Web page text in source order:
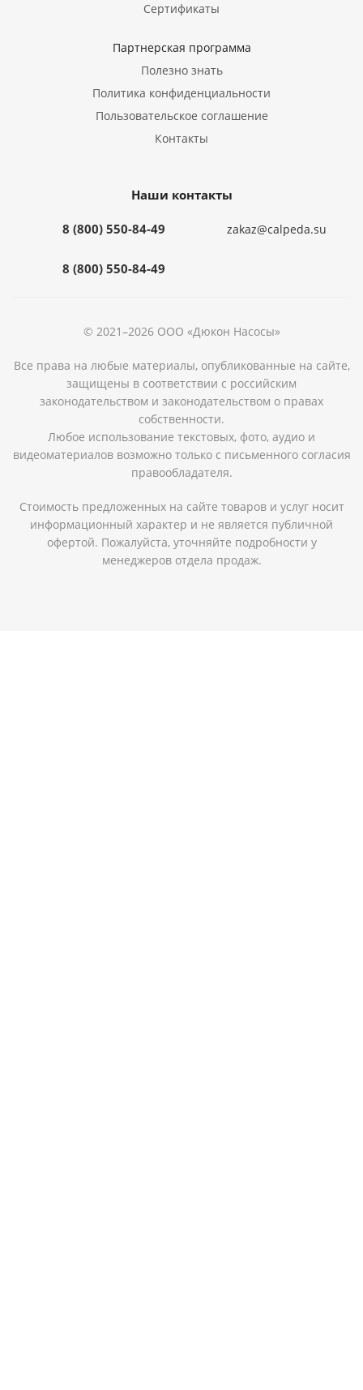
Сертификаты
Партнерская программа
Полезно знать
Политика конфиденциальности
Пользовательское соглашение
Контакты
Наши контакты
8 (800) 550-84-49
8 (800) 550-84-49
zakaz@calpeda.su
© 2021–2026 ООО «Дюкон Насосы»
Все права на любые материалы, опубликованные на сайте,
защищены в соответствии с российским
законодательством и законодательством о правах
собственности.
Любое использование текстовых, фото, аудио и
видеоматериалов возможно только с письменного согласия
правообладателя.
Стоимость предложенных на сайте товаров и услуг носит
информационный характер и не является публичной
офертой. Пожалуйста, уточняйте подробности у
менеджеров отдела продаж.